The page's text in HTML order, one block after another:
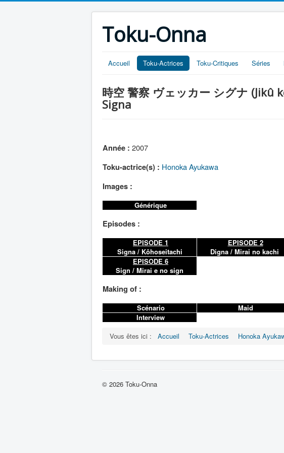
Toku-Onna
Accueil Toku-Actrices Toku-Critiques Séries
時空 警察 ヴェッカー シグナ (Jikû
Signa
Année : 2007
Toku-actrice(s) : Honoka Ayukawa
Images :
Générique
Episodes :
EPISODE 1
Signa / Kôhoseitachi
EPISODE 2
Digna / Mirai no kachi
EPISODE 6
Sign / Mirai e no sign
Making of :
Scénario Maid
Interview
Vous êtes ici :
Accueil Toku-Actrices Honoka
© 2026 Toku-Onna